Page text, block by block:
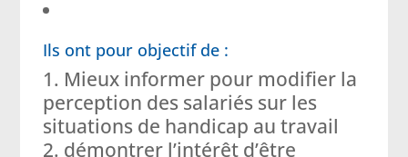
Ils ont pour objectif de :
Mieux informer pour modifier la
perception des salariés sur les
situations de handicap au travail
démontrer l’intérêt d’être